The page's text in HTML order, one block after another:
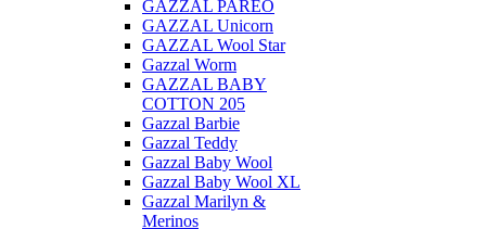
GAZZAL PAREO
GAZZAL Unicorn
GAZZAL Wool Star
Gazzal Worm
GAZZAL BABY
COTTON 205
Gazzal Barbie
Gazzal Teddy
Gazzal Baby Wool
Gazzal Baby Wool XL
Gazzal Marilyn &
Merinos